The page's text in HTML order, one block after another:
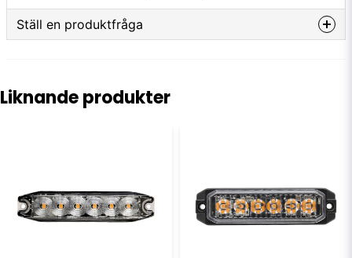
Varningsljuset har 21 olika mönster, och lamporna kan
ställas in i alternerande grupper, så att de blinkar
(R65 varningsljus, R7/R91 positionsljus, R10 EMC och CE),
Grå = Plus markeringsljus (12V-24V)
Röd = Plus varningsljus (12V-24V)
Ställ en produktfråga
email
E-postadress
Liknande produkter